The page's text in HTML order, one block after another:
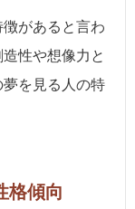
があると言わ
性や想像力と
を見る人の特
格傾向